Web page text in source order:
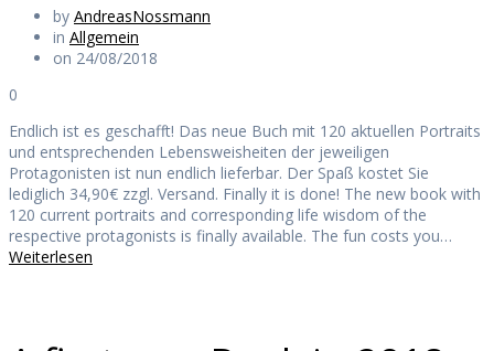
by AndreasNossmann
in Allgemein
on 24/08/2018
0
Endlich ist es geschafft! Das neue Buch mit 120 aktuellen Portraits
und entsprechenden Lebensweisheiten der jeweiligen
Protagonisten ist nun endlich lieferbar. Der Spaß kostet Sie
lediglich 34,90€ zzgl. Versand. Finally it is done! The new book with
120 current portraits and corresponding life wisdom of the
respective protagonists is finally available. The fun costs you…
Weiterlesen